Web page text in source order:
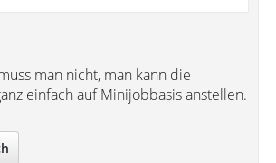
man nicht, man kann die
einfach auf Minijobbasis anstellen.